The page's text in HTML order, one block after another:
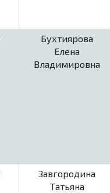
Бухтиярова
Елена
Владимировна
Завгородина
Татьяна